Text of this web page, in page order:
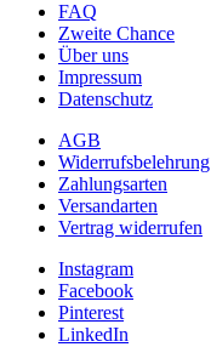
FAQ
Zweite Chance
Über uns
Impressum
Datenschutz
AGB
Widerrufsbelehrung
Zahlungsarten
Versandarten
Vertrag widerrufen
Instagram
Facebook
Pinterest
LinkedIn